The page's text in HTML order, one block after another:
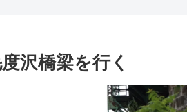
沢橋梁を行く